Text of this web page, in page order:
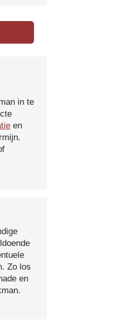
in te
en
Zo los
en